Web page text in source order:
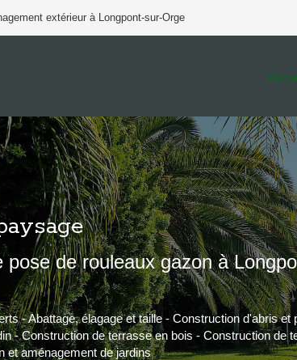
extérieur à Longpont-sur-Orge
pose de rouleaux gazon à
- Abattage, élagage et taille - Construction d'abris et
- Construction de terrasse en bois - Construction de
et aménagement de jardins